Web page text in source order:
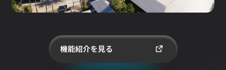
機能紹介を見る